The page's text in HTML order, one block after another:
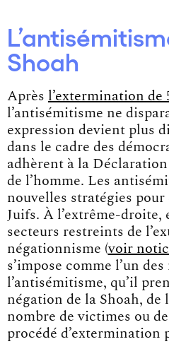
Shoah
Après l’extermination de
l’antisémitisme ne
expression devient plus
dans le cadre des
adhèrent à la
de l’homme. Les
nouvelles stratégies
Juifs. À l’extrême-droite,
secteurs restreints de
négationnisme (voir
s’impose comme l’un
l’antisémitisme, qu’il
négation de la Shoah,
nombre de victimes ou
procédé d’extermination